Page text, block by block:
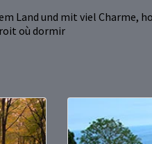
Land und mit viel Charme,
où dormir